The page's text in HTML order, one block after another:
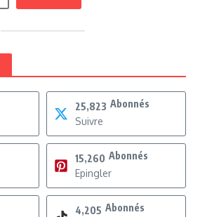
25,823 Abonnés
Suivre
15,260 Abonnés
Epingler
4,205 Abonnés